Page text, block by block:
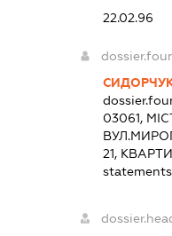
22.02.96
03061,
21,